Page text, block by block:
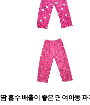
0615nr
땀 흡수 배출이 좋은 면 여아동 파